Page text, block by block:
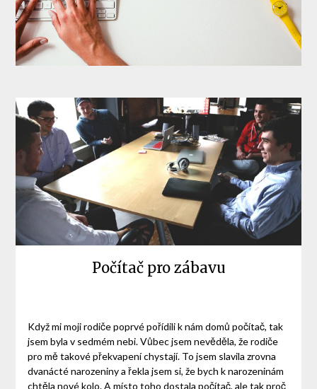
Počítač pro zábavu
Když mi moji rodiče poprvé pořídili k nám domů počítač, tak
jsem byla v sedmém nebi. Vůbec jsem nevěděla, že rodiče
pro mě takové překvapení chystají. To jsem slavila zrovna
dvanácté narozeniny a řekla jsem si, že bych k narozeninám
chtěla nové kolo. A místo toho dostala počítač, ale tak proč